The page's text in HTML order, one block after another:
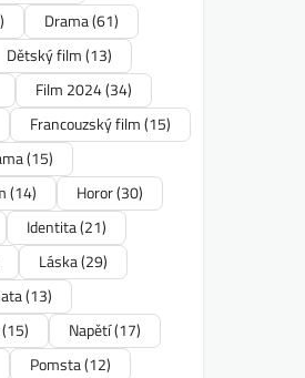
Drama(61)
Dětský film(13)
Film 2024(34)
Francouzský film(15)
(15)
(14) Horor(30)
Identita(21)
Láska(29)
(13)
(15) Napětí(17)
Pomsta(12)